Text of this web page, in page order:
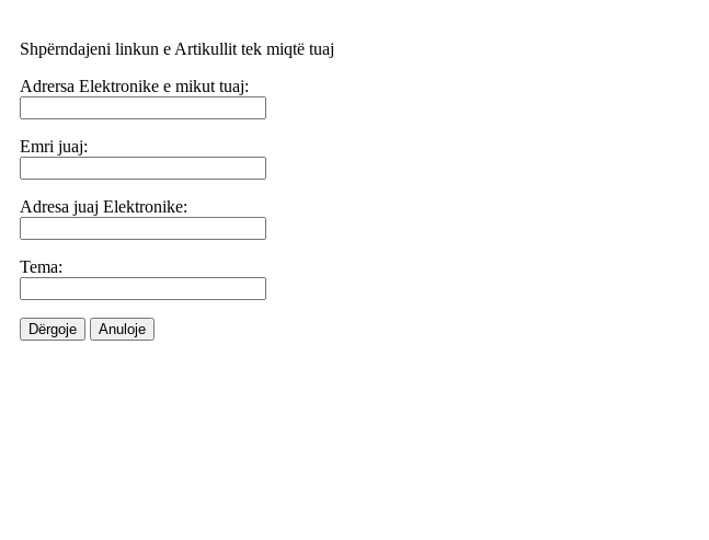
Shpërndajeni linkun e Artikullit tek miqtë tuaj
Adrersa Elektronike e mikut tuaj:
Emri juaj:
Adresa juaj Elektronike:
Tema:
Dërgoje Anuloje